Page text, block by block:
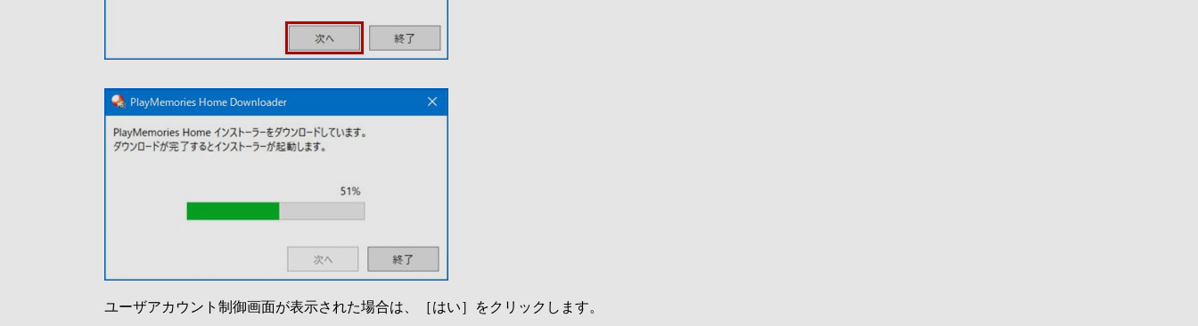
ユーザアカウント制御画面が表示された場合は、［はい］をクリックします。